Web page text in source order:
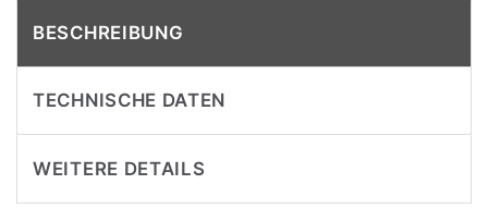
BESCHREIBUNG
TECHNISCHE DATEN
WEITERE DETAILS